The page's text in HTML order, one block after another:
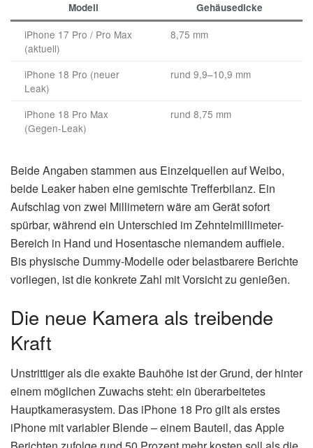
Modell Gehäusedicke
iPhone 17 Pro / Pro Max
(aktuell)
8,75 mm
iPhone 18 Pro (neuer
Leak)
rund 9,9–10,9 mm
iPhone 18 Pro Max
(Gegen-Leak)
rund 8,75 mm
Beide Angaben stammen aus Einzelquellen auf Weibo,
beide Leaker haben eine gemischte Trefferbilanz. Ein
Aufschlag von zwei Millimetern wäre am Gerät sofort
spürbar, während ein Unterschied im Zehntelmillimeter-
Bereich in Hand und Hosentasche niemandem auffiele.
Bis physische Dummy-Modelle oder belastbarere Berichte
vorliegen, ist die konkrete Zahl mit Vorsicht zu genießen.
Die neue Kamera als treibende
Kraft
Unstrittiger als die exakte Bauhöhe ist der Grund, der hinter
einem möglichen Zuwachs steht: ein überarbeitetes
Hauptkamerasystem. Das iPhone 18 Pro gilt als erstes
iPhone mit variabler Blende – einem Bauteil, das Apple